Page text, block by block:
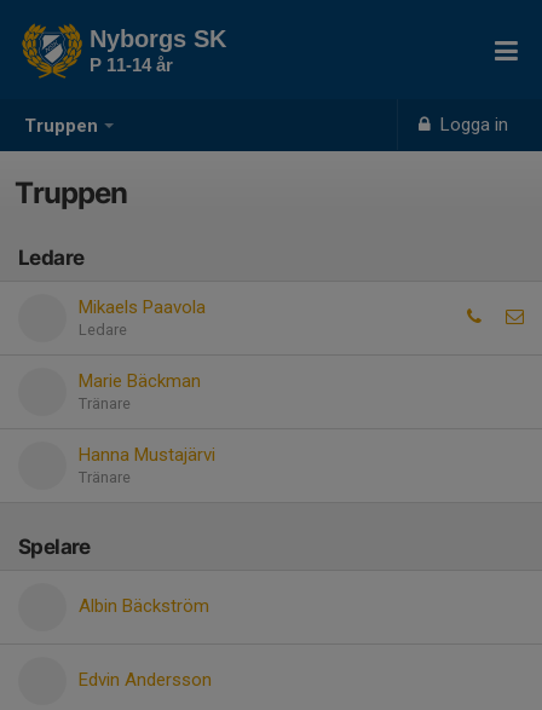
Truppen Logga in
Nyborgs SK
P 11-14 år
Truppen
Ledare
Mikaels Paavola
Ledare
Marie Bäckman
Tränare
Hanna Mustajärvi
Tränare
Spelare
Albin Bäckström
Edvin Andersson